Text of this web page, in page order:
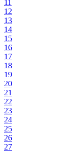
11
12
13
14
15
16
17
18
19
20
21
22
23
24
25
26
27